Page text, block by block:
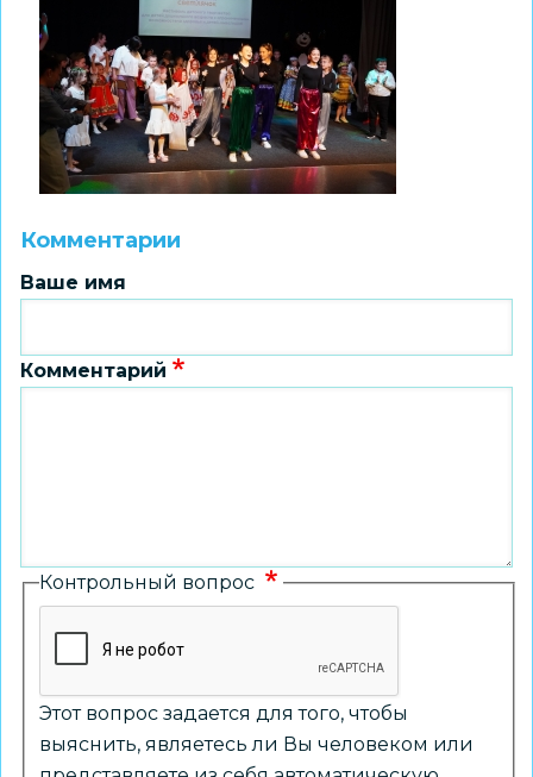
Комментарии
Ваше имя
Комментарий
Контрольный вопрос
Этот вопрос задается для того, чтобы
выяснить, являетесь ли Вы человеком или